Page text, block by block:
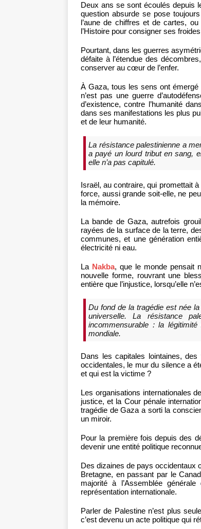
Deux ans se sont écoulés depuis
question absurde se pose
l’aune de chiffres et de cartes,
l’Histoire pour consigner ses
Pourtant, dans les guerres
défaite à l’étendue des
conserver au cœur de l’enfer.
À Gaza, tous les sens ont
n’est pas une guerre
d’existence, contre l’humanité
dans ses manifestations les plus
et de leur humanité.
La résistance palestinienne a
a payé un lourd tribut en sang,
elle n’a pas capitulé.
Israël, au contraire, qui promettait
force, aussi grande soit-elle, ne
la mémoire.
La bande de Gaza, autrefois
rayées de la surface de la terre,
communes, et une génération
électricité ni eau.
La Nakba, que le monde pensait
nouvelle forme, rouvrant une
entière que l’injustice, lorsqu’elle
Du fond de la tragédie est née
universelle. La résistance
incommensurable : la
mondiale.
Dans les capitales lointaines,
occidentales, le mur du silence a
et qui est la victime ?
Les organisations internationales
justice, et la Cour pénale
tragédie de Gaza a sorti la
un miroir.
Pour la première fois depuis des
devenir une entité politique
Des dizaines de pays occidentaux
Bretagne, en passant par le
majorité à l’Assemblée
représentation internationale.
Parler de Palestine n’est plus
c’est devenu un acte politique qui